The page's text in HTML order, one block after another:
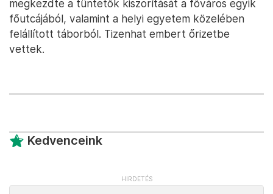
megkezdte a tüntetők kiszorítását a főváros egyik
főutcájából, valamint a helyi egyetem közelében
felállított táborból. Tizenhat embert őrizetbe
vettek.
Kedvenceink